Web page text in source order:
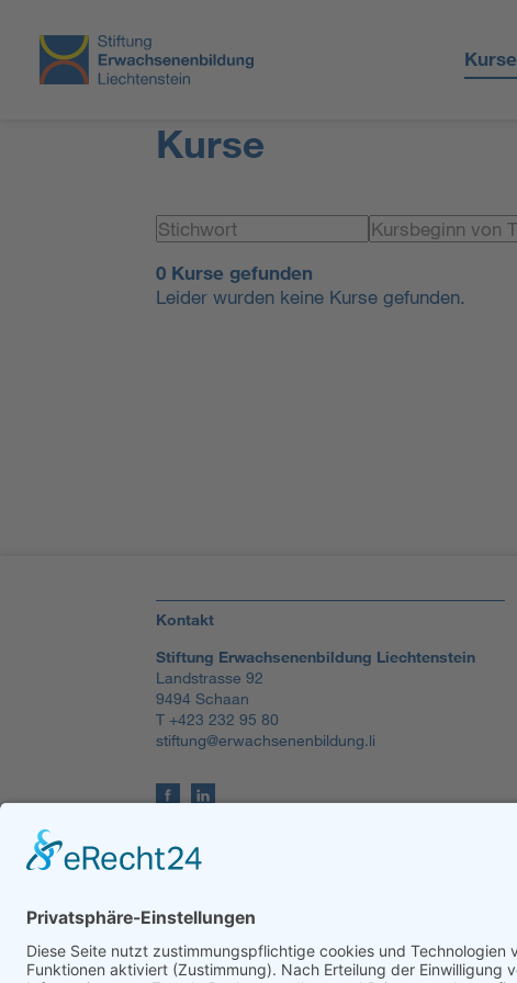
Kurse
Kurse
0 Kurse gefunden
Leider wurden keine Kurse gefunden.
Kontakt
Stiftung Erwachsenenbildung Liechtenstein
Landstrasse 92
9494 Schaan
T +423 232 95 80
stiftung@erwachsenenbildung.li